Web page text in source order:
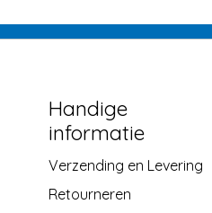
Handige
informatie
Verzending en Levering
Retourneren